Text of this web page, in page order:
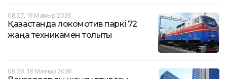
08:27, 19 Мамыр 2026
Қазақстанда локомотив паркі 72
жаңа техникамен толықты
09:26, 18 Мамыр 2026